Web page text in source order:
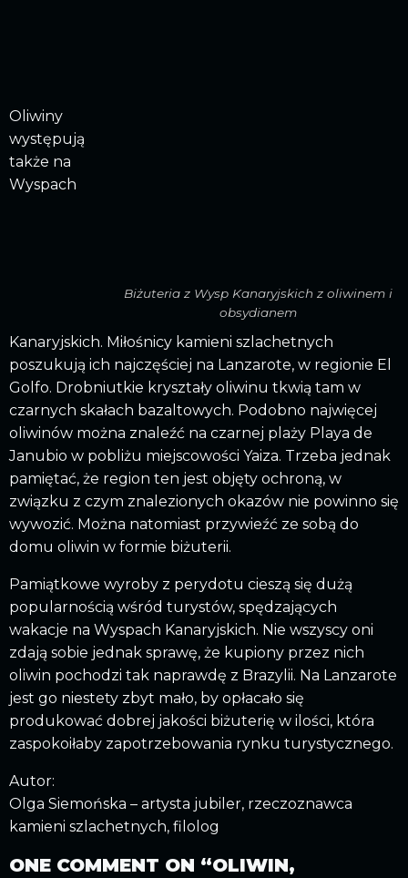
Biżuteria z Wysp Kanaryjskich z oliwinem i
obsydianem
Oliwiny
występują
także na
Wyspach
Kanaryjskich. Miłośnicy kamieni szlachetnych
poszukują ich najczęściej na Lanzarote, w regionie El
Golfo. Drobniutkie kryształy oliwinu tkwią tam w
czarnych skałach bazaltowych. Podobno najwięcej
oliwinów można znaleźć na czarnej plaży Playa de
Janubio w pobliżu miejscowości Yaiza. Trzeba jednak
pamiętać, że region ten jest objęty ochroną, w
związku z czym znalezionych okazów nie powinno się
wywozić. Można natomiast przywieźć ze sobą do
domu oliwin w formie biżuterii.
Pamiątkowe wyroby z perydotu cieszą się dużą
popularnością wśród turystów, spędzających
wakacje na Wyspach Kanaryjskich. Nie wszyscy oni
zdają sobie jednak sprawę, że kupiony przez nich
oliwin pochodzi tak naprawdę z Brazylii. Na Lanzarote
jest go niestety zbyt mało, by opłacało się
produkować dobrej jakości biżuterię w ilości, która
zaspokoiłaby zapotrzebowania rynku turystycznego.
Autor:
Olga Siemońska – artysta jubiler, rzeczoznawca
kamieni szlachetnych, filolog
ONE COMMENT ON “OLIWIN,